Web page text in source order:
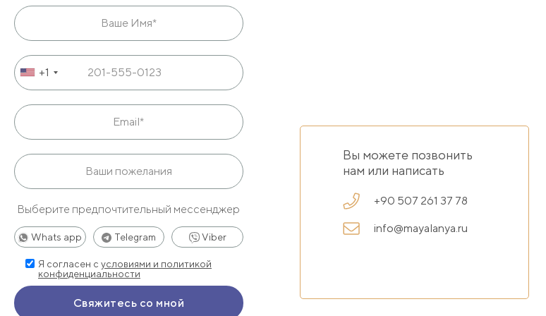
+1
Выберите предпочтительный мессенджер
Whats app Telegram Viber
Я согласен с условиями и политикой
конфиденциальности
Вы можете позвонить
нам или написать
+90 507 261 37 78
info@mayalanya.ru